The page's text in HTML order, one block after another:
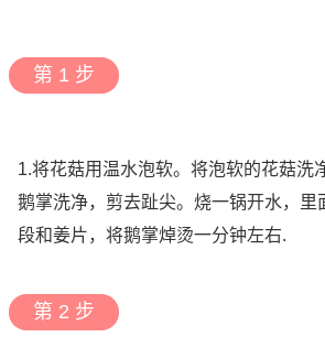
第 1 步
1.将花菇用温水泡软。将泡软的花菇洗
鹅掌洗净，剪去趾尖。烧一锅开水，里
段和姜片，将鹅掌焯烫一分钟左右.
第 2 步